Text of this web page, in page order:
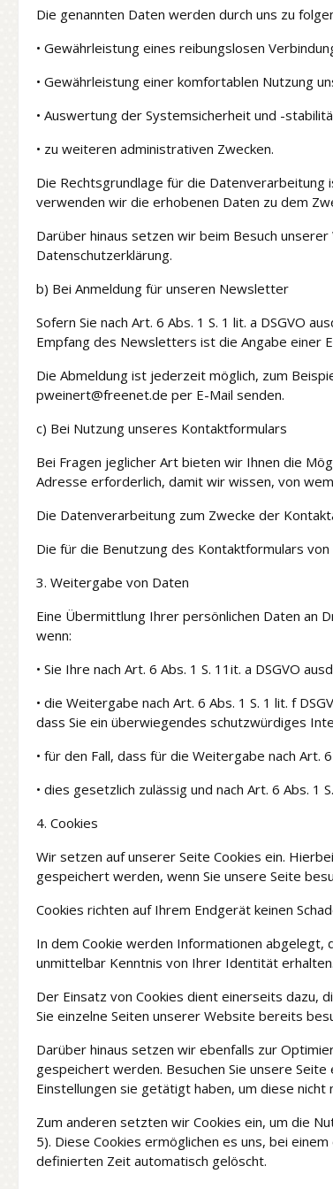
Die genannten Daten werden durch uns zu
• Gewährleistung eines reibungslosen
• Gewährleistung einer komfortablen Nutzung
• Auswertung der Systemsicherheit und -
• zu weiteren administrativen Zwecken.
Die Rechtsgrundlage für die Datenverarbeitung
verwenden wir die erhobenen Daten zu dem
Darüber hinaus setzen wir beim Besuch
Datenschutzerklärung.
b) Bei Anmeldung für unseren Newsletter
Sofern Sie nach Art. 6 Abs. 1 S. 1 lit. a DSGVO
Empfang des Newsletters ist die Angabe einer
Die Abmeldung ist jederzeit möglich, zum
pweinert@freenet.de per E-Mail senden.
c) Bei Nutzung unseres Kontaktformulars
Bei Fragen jeglicher Art bieten wir Ihnen die
Adresse erforderlich, damit wir wissen, von
Die Datenverarbeitung zum Zwecke der
Die für die Benutzung des Kontaktformulars
3. Weitergabe von Daten
Eine Übermittlung Ihrer persönlichen Daten an
wenn:
• Sie Ihre nach Art. 6 Abs. 1 S. 11it. a DSGVO
• die Weitergabe nach Art. 6 Abs. 1 S. 1 lit. f
dass Sie ein überwiegendes schutzwürdiges
• für den Fall, dass für die Weitergabe nach Art.
• dies gesetzlich zulässig und nach Art. 6 Abs.
4. Cookies
Wir setzen auf unserer Seite Cookies ein.
gespeichert werden, wenn Sie unsere Seite
Cookies richten auf Ihrem Endgerät keinen
In dem Cookie werden Informationen
unmittelbar Kenntnis von Ihrer Identität erhalten.
Der Einsatz von Cookies dient einerseits dazu,
Sie einzelne Seiten unserer Website bereits
Darüber hinaus setzen wir ebenfalls zur
gespeichert werden. Besuchen Sie unsere
Einstellungen sie getätigt haben, um diese nicht
Zum anderen setzten wir Cookies ein, um die
5). Diese Cookies ermöglichen es uns, bei
definierten Zeit automatisch gelöscht.